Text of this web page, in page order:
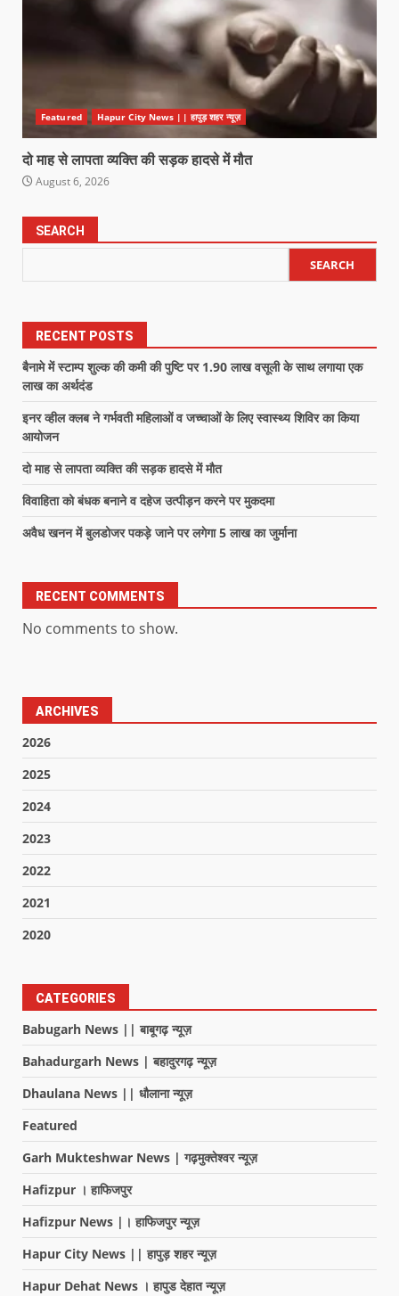
Featured Hapur City News || हापुड़ शहर न्यूज़
दो माह से लापता व्यक्ति की सड़क हादसे में मौत
August 6, 2026
SEARCH
SEARCH
RECENT POSTS
बैनामे में स्टाम्प शुल्क की कमी की पुष्टि पर 1.90 लाख वसूली के साथ लगाया एक
लाख का अर्थदंड
इनर व्हील क्लब ने गर्भवती महिलाओं व जच्चाओं के लिए स्वास्थ्य शिविर का किया
आयोजन
दो माह से लापता व्यक्ति की सड़क हादसे में मौत
विवाहिता को बंधक बनाने व दहेज उत्पीड़न करने पर मुकदमा
अवैध खनन में बुलडोजर पकड़े जाने पर लगेगा 5 लाख का जुर्माना
RECENT COMMENTS
No comments to show.
ARCHIVES
2026
2025
2024
2023
2022
2021
2020
CATEGORIES
Babugarh News || बाबूगढ़ न्यूज़
Bahadurgarh News | बहादुरगढ़ न्यूज़
Dhaulana News || धौलाना न्यूज़
Featured
Garh Mukteshwar News | गढ़मुक्तेश्वर न्यूज़
Hafizpur । हाफिजपुर
Hafizpur News |। हाफिजपुर न्यूज़
Hapur City News || हापुड़ शहर न्यूज़
Hapur Dehat News । हापुड देहात न्यूज़